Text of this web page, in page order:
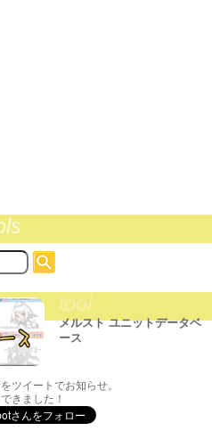
tool
メルスト ユニットデータベ
ース
ツイートでお知らせ。
きました！